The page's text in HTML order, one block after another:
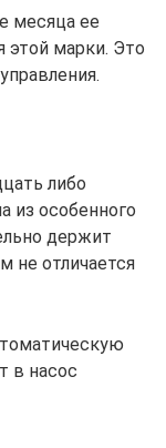
месяца ее
этой марки. Это
либо
из особенного
держит
не отличается
в насос